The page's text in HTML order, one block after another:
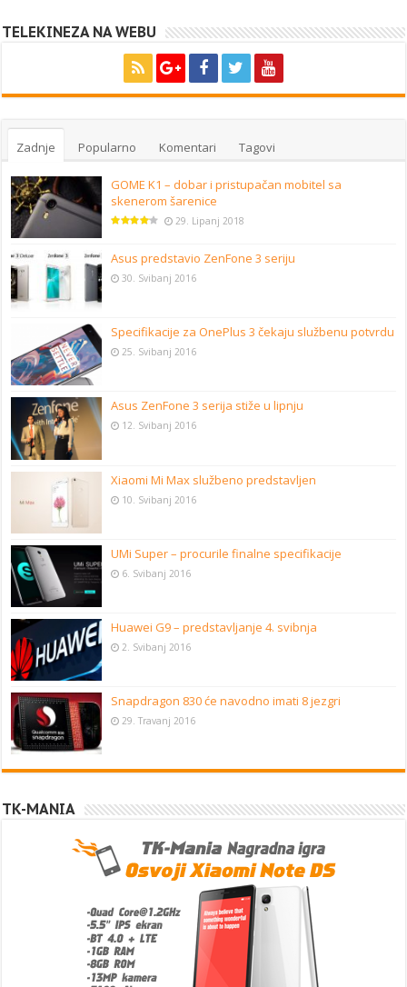
TELEKINEZA NA WEBU
Zadnje Popularno Komentari Tagovi
GOME K1 – dobar i pristupačan mobitel sa
skenerom šarenice
29. Lipanj 2018
Asus predstavio ZenFone 3 seriju
30. Svibanj 2016
Specifikacije za OnePlus 3 čekaju službenu potvrdu
25. Svibanj 2016
Asus ZenFone 3 serija stiže u lipnju
12. Svibanj 2016
Xiaomi Mi Max službeno predstavljen
10. Svibanj 2016
UMi Super – procurile finalne specifikacije
6. Svibanj 2016
Huawei G9 – predstavljanje 4. svibnja
2. Svibanj 2016
Snapdragon 830 će navodno imati 8 jezgri
29. Travanj 2016
TK-MANIA